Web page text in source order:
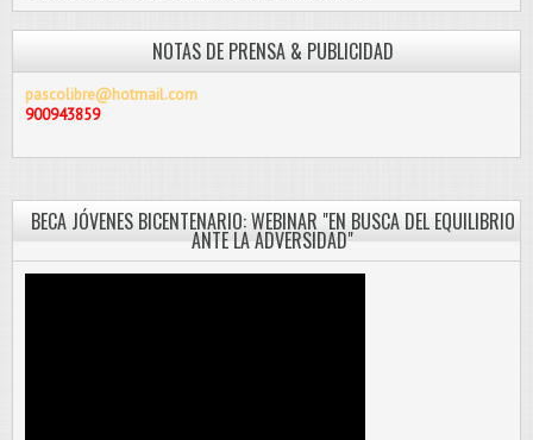
NOTAS DE PRENSA & PUBLICIDAD
pascolibre@hotmail.com
900943859
BECA JÓVENES BICENTENARIO: WEBINAR "EN BUSCA DEL EQUILIBRIO
ANTE LA ADVERSIDAD"